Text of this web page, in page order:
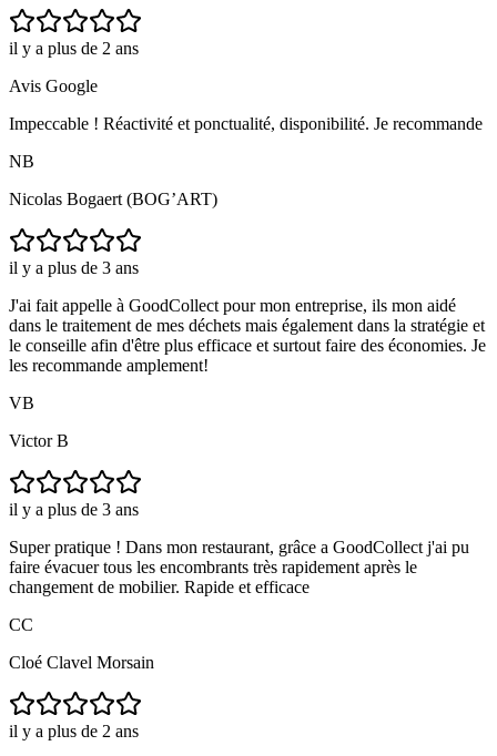
il y a plus de 2 ans
Avis Google
Impeccable ! Réactivité et ponctualité, disponibilité. Je recommande
NB
Nicolas Bogaert (BOG’ART)
il y a plus de 3 ans
J'ai fait appelle à GoodCollect pour mon entreprise, ils mon aidé
dans le traitement de mes déchets mais également dans la stratégie et
le conseille afin d'être plus efficace et surtout faire des économies. Je
les recommande amplement!
VB
Victor B
il y a plus de 3 ans
Super pratique ! Dans mon restaurant, grâce a GoodCollect j'ai pu
faire évacuer tous les encombrants très rapidement après le
changement de mobilier. Rapide et efficace
CC
Cloé Clavel Morsain
il y a plus de 2 ans